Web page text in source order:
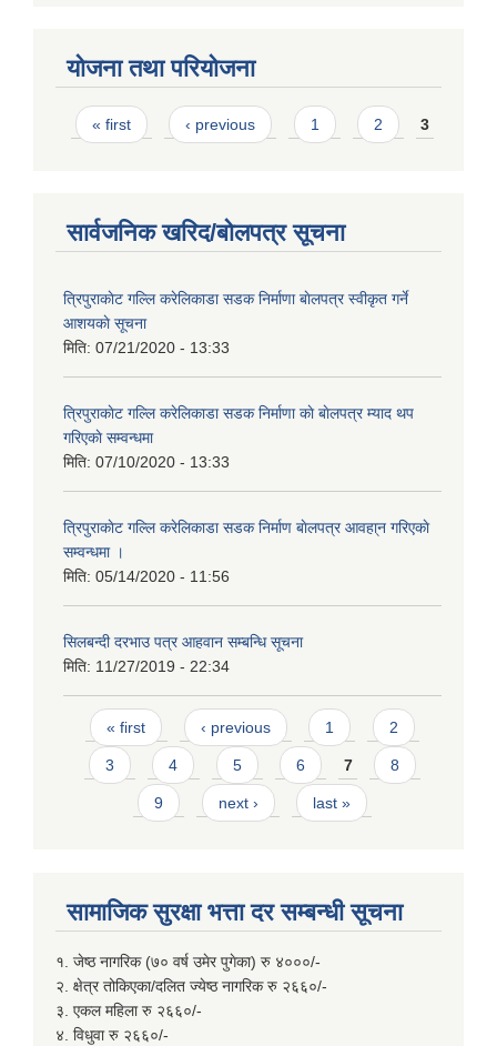
योजना तथा परियोजना
Pages
« first ‹ previous 1 2 3
सार्वजनिक खरिद/बोलपत्र सूचना
त्रिपुराकाेट गल्लि करेलिकाडा सडक निर्माणा बाेलपत्र स्वीकृत गर्ने
आशयकाे सूचना
मिति: 07/21/2020 - 13:33
त्रिपुराकाेट गल्लि करेलिकाडा सडक निर्माणा काे बाेलपत्र म्याद थप
गरिएकाे सम्वन्धमा
मिति: 07/10/2020 - 13:33
त्रिपुराकाेट गल्लि करेलिकाडा सडक निर्माण बाेलपत्र आवहा्न गरिएकाे
सम्वन्धमा ।
मिति: 05/14/2020 - 11:56
सिलबन्दी दरभाउ पत्र आहवान सम्बन्धि सूचना
मिति: 11/27/2019 - 22:34
Pages
« first ‹ previous 1 2
3 4 5 6 7 8
9 next › last »
सामाजिक सुरक्षा भत्ता दर सम्बन्धी सूचना
१. जेष्ठ नागरिक (७० वर्ष उमेर पुगेका) रु ४०००/-
२. क्षेत्र तोकिएका/दलित ज्येष्ठ नागरिक रु २६६०/-
३. एकल महिला रु २६६०/-
४. विधुवा रु २६६०/-